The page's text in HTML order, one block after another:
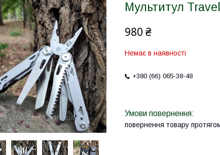
Мультитул
980 ₴
Немає в наявності
+380 (66) 065-38-48
повернення товару